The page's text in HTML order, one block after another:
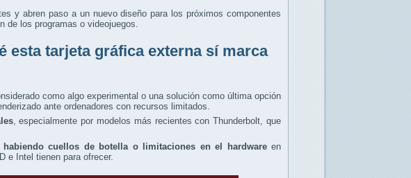
y abren paso a un nuevo diseño para los próximos componentes
de los programas o videojuegos.
esta tarjeta gráfica externa sí marca
como algo experimental o una solución como última opción
ante ordenadores con recursos limitados.
, especialmente por modelos más recientes con Thunderbolt, que
habiendo cuellos de botella o limitaciones en el hardwareen
e Intel tienen para ofrecer.